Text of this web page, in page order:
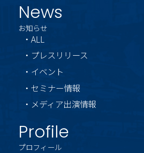
News
お知らせ
・ALL
・プレスリリース
・イベント
・セミナー情報
・メディア出演情報
Profile
プロフィール